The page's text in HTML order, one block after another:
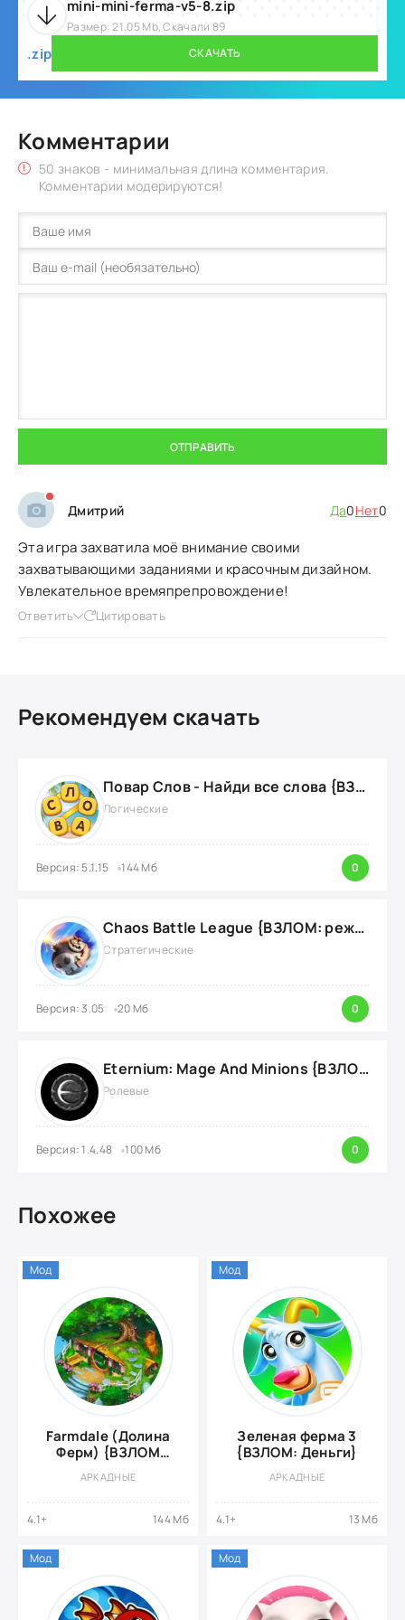
mini-mini-ferma-v5-8.zip
Размер: 21.05 Mb, Скачали 89
.zip СКАЧАТЬ
Комментарии
50 знаков - минимальная длина комментария.
Комментарии модерируются!
ОТПРАВИТЬ
Дмитрий Да0Нет0
Эта игра захватила моё внимание своими
захватывающими заданиями и красочным дизайном.
Увлекательное времяпрепровождение!
Ответить Цитировать
Рекомендуем скачать
Повар Слов - Найди все слова {ВЗЛОМ: }
Логические
Версия: 5.1.15 144 Мб 0
Chaos Battle League {ВЗЛОМ: режим Бога}
Стратегические
Версия: 3.05 20 Мб 0
Eternium: Mage And Minions {ВЗЛОМ: монеты, бриллианты и большой урон}
Ролевые
Версия: 1.4.48 100 Мб 0
Похожее
Farmdale (Долина
Ферм) {ВЗЛОМ
АРКАДНЫЕ
4.1+ 144 Мб
Мод
Зеленая ферма 3
{ВЗЛОМ: Деньги}
АРКАДНЫЕ
4.1+ 13 Мб
Мод
Мод Мод